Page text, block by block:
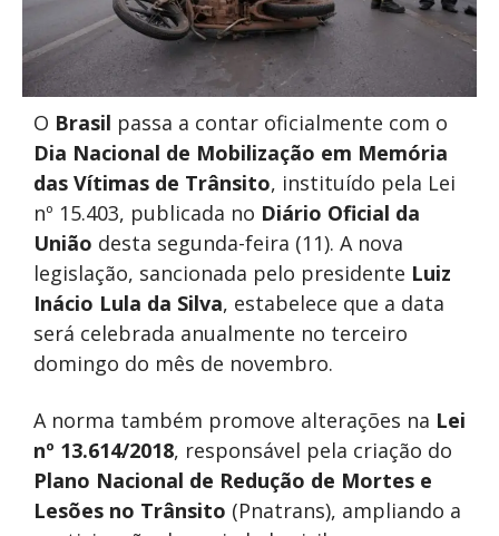
O Brasil passa a contar oficialmente com o
Dia Nacional de Mobilização em Memória
das Vítimas de Trânsito, instituído pela Lei
nº 15.403, publicada no Diário Oficial da
União desta segunda-feira (11). A nova
legislação, sancionada pelo presidente Luiz
Inácio Lula da Silva, estabelece que a data
será celebrada anualmente no terceiro
domingo do mês de novembro.
A norma também promove alterações na Lei
nº 13.614/2018, responsável pela criação do
Plano Nacional de Redução de Mortes e
Lesões no Trânsito (Pnatrans), ampliando a